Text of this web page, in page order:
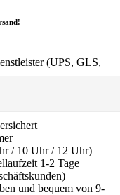
(UPS, GLS,
und DPD.
/ 10 Uhr / 12 Uhr)
1-2 Tage
und bequem von 9-